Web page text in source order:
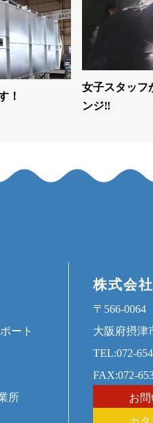
！
女子スタッフ
ンジ‼
ート
所
株式会
〒566-0064
大阪府摂津
TEL:072-
FAX:072-
お
カ